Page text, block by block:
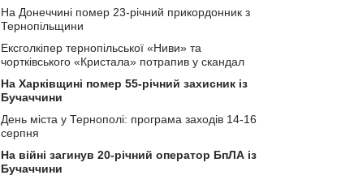
На Донеччині помер 23-річний прикордонник з
Тернопільщини
Ексголкіпер тернопільської «Ниви» та
чортківського «Кристала» потрапив у скандал
На Харківщині помер 55-річний захисник із
Бучаччини
День міста у Тернополі: програма заходів 14-16
серпня
На війні загинув 20-річний оператор БпЛА із
Бучаччини